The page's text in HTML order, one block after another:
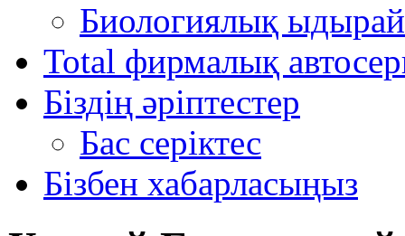
Биологиялық
Total фирмалық
Біздің әріптестер
Бас серіктес
Бізбен хабарласыңыз